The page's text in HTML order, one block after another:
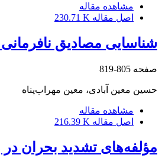
مشاهده مقاله
اصل مقاله 230.71 K
شناسایی مصادیق نافرمانی
صفحه 805-819
حسین معین آبادی، معین مهراب‌پناه
مشاهده مقاله
اصل مقاله 216.39 K
مؤلفه‌های تشدید بحران در